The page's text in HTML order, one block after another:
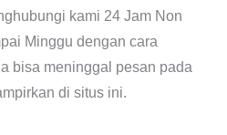
kami 24 Jam Non
Minggu dengan cara
bisa meninggal pesan pada
di situs ini.